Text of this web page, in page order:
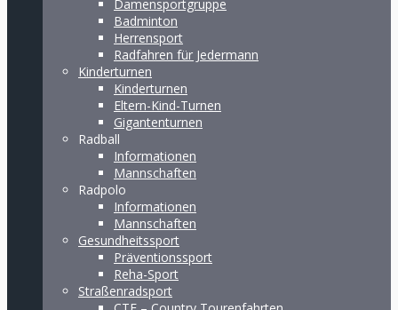
Damensportgruppe
Badminton
Herrensport
Radfahren für Jedermann
Kinderturnen
Kinderturnen
Eltern-Kind-Turnen
Gigantenturnen
Radball
Informationen
Mannschaften
Radpolo
Informationen
Mannschaften
Gesundheitssport
Präventionssport
Reha-Sport
Straßenradsport